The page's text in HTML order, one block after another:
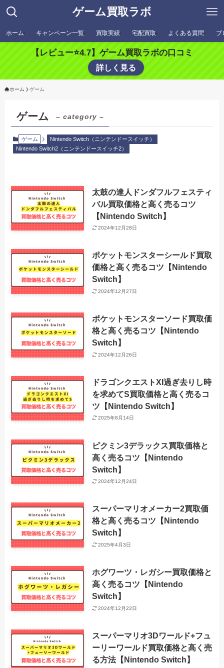
ゲーム買取ラボ
ホーム キャンペーン一覧 買取実績 宅配買取 よくある質問 ブ
【レビュー⭐️4.7】ゲーム買取ラボの口コミ
詳しく見る
ホーム ゲーム
ゲーム – category –
ゲーム
Nintendo Switch（ニンテンドースイッチ）
Nintendo Switch2（ニンテンドースイッチ2）
太鼓の達人ドンダフルフェスティ
バル買取価格と高く売るコツ
【Nintendo Switch】
2024年12月28日
ポケットモンスターシールド買取
価格と高く売るコツ【Nintendo
Switch】
2024年12月27日
ポケットモンスターソード買取価
格と高く売るコツ【Nintendo
Switch】
2024年12月26日
ドラゴンクエストXI過ぎ去りし時
を求めてS買取価格と高く売るコ
ツ【Nintendo Switch】
2025年8月14日
ピクミン3デラックス買取価格と
高く売るコツ【Nintendo
Switch】
2024年12月24日
スーパーマリオメーカー2買取価
格と高く売るコツ【Nintendo
Switch】
2025年4月3日
ホグワーツ・レガシー買取価格と
高く売るコツ【Nintendo
Switch】
2024年12月22日
スーパーマリオ3Dワールド+フュ
ーリーワールド買取価格と高く売
る方法【Nintendo Switch】